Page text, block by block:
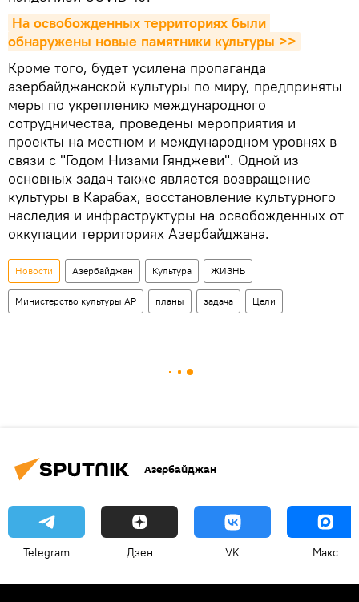
На освобожденных территориях были
обнаружены новые памятники культуры >>
Кроме того, будет усилена пропаганда
азербайджанской культуры по миру, предприняты
меры по укреплению международного
сотрудничества, проведены мероприятия и
проекты на местном и международном уровнях в
связи с "Годом Низами Гянджеви". Одной из
основных задач также является возвращение
культуры в Карабах, восстановление культурного
наследия и инфраструктуры на освобожденных от
оккупации территориях Азербайджана.
Новости Азербайджан Культура ЖИЗНЬ
Министерство культуры АР планы задача Цели
Азербайджан
Telegram Дзен VK Макс